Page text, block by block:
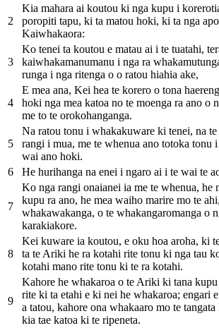
2
Kia mahara ai koutou ki nga kupu i
poropiti tapu, ki ta matou hoki, ki ta nga
Kaiwhakaora:
3
Ko tenei ta koutou e matau ai i te tuatahi,
kaiwhakamanumanu i nga ra
runga i nga ritenga o o ratou hiahia ake,
4
E mea ana, Kei hea te korero o tona
hoki nga mea katoa no te moenga ra ano o
me to te orokohanganga.
5
Na ratou tonu i whakakuware ki tenei, na
rangi i mua, me te whenua ano totoka tonu
wai ano hoki.
6
He hurihanga na enei i ngaro ai i te wai te
7
Ko nga rangi onaianei ia me te whenua, he
kupu ra ano, he mea waiho marire mo te
whakawakanga, o te whakangaromanga o
karakiakore.
8
Kei kuware ia koutou, e oku hoa aroha, ki
ta te Ariki he ra kotahi rite tonu ki nga tau
kotahi mano rite tonu ki te ra kotahi.
9
Kahore he whakaroa o te Ariki ki tana
rite ki ta etahi e ki nei he whakaroa; engari
a tatou, kahore ona whakaaro mo te
kia tae katoa ki te ripeneta.